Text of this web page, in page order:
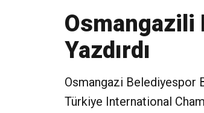
Osmangazili
Yazdırdı
Osmangazi Belediyespor
Türkiye International